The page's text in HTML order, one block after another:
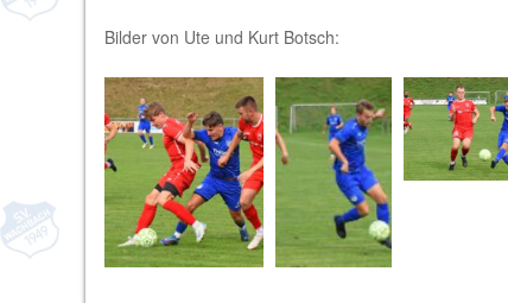
Bilder von Ute und Kurt Botsch: